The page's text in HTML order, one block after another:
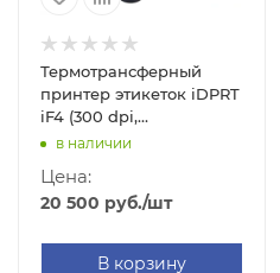
Термотрансферный
принтер этикеток iDPRT
iF4 (300 dpi,
USB/Ethernet, арт.
в наличии
Цена:
20 500 руб./шт
В корзину